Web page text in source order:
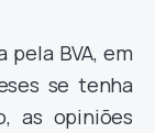
pela BVA, em
se tenha
as opiniões